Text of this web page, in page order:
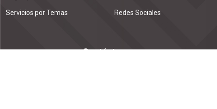
Servicios por Temas Redes Sociales
Contáctanos